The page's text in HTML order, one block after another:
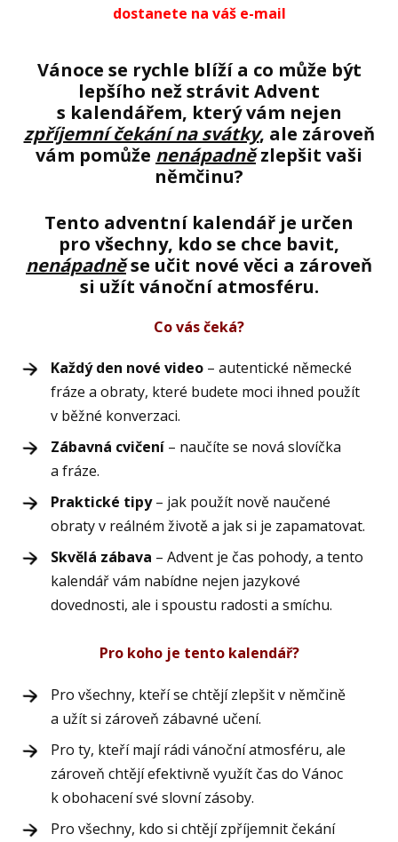
dostanete na váš e-mail
Vánoce se rychle blíží a co může být
lepšího než strávit Advent
s kalendářem, který vám nejen
zpříjemní čekání na svátky, ale zároveň
vám pomůže nenápadnězlepšit vaši
němčinu?
Tento adventní kalendář je určen
pro všechny, kdo se chce bavit,
nenápadněse učit nové věci a zároveň
si užít vánoční atmosféru.
Co vás čeká?
Každý den nové video – autentické německé
fráze a obraty, které budete moci ihned použít
v běžné konverzaci.
Zábavná cvičení – naučíte se nová slovíčka
a fráze.
Praktické tipy– jak použít nově naučené
obraty v reálném životě a jak si je zapamatovat.
Skvělá zábava – Advent je čas pohody, a tento
kalendář vám nabídne nejen jazykové
dovednosti, ale i spoustu radosti a smíchu.
Pro koho je tento kalendář?
Pro všechny, kteří se chtějí zlepšit v němčině
a užít si zároveň zábavné učení.
Pro ty, kteří mají rádi vánoční atmosféru, ale
zároveň chtějí efektivně využít čas do Vánoc
k obohacení své slovní zásoby.
Pro všechny, kdo si chtějí zpříjemnit čekání